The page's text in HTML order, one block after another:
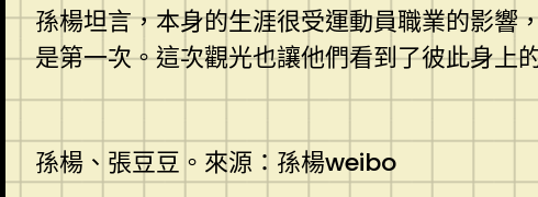
孫楊坦言，本身的生涯很受運動員職業的影響
是第一次。這次觀光也讓他們看到了彼此身上
孫楊、張豆豆。來源：孫楊weibo